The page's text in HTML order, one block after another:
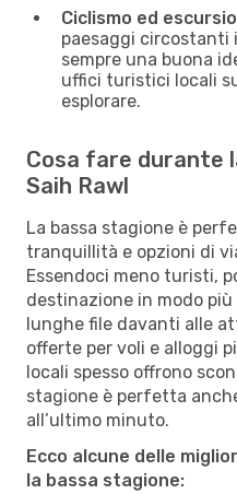
Ciclismo ed
paesaggi circostanti
sempre una buona
uffici turistici locali
esplorare.
Cosa fare durante
Saih Rawl
La bassa stagione è
tranquillità e opzioni di
Essendoci meno turisti,
destinazione in modo
lunghe file davanti alle
offerte per voli e alloggi
locali spesso offrono
stagione è perfetta
all’ultimo minuto.
Ecco alcune delle
la bassa stagione: